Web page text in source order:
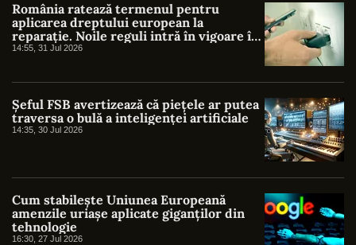
România ratează termenul pentru
aplicarea dreptului european la
reparație. Noile reguli intră în vigoare în
UE, dar lipsesc din legislația națională
14:55, 31 Jul 2026
Șeful FSB avertizează că piețele ar putea
traversa o bulă a inteligenței artificiale
14:35, 30 Jul 2026
Cum stabilește Uniunea Europeană
amenzile uriașe aplicate giganților din
tehnologie
16:30, 27 Jul 2026